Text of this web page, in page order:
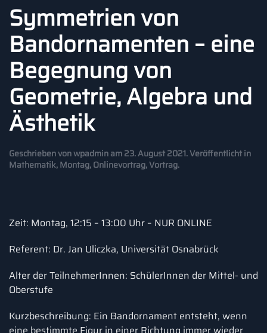
Symmetrien von
Bandornamenten – eine
Begegnung von
Geometrie, Algebra und
Ästhetik
Geschrieben vonwpadminam23. August 2021. Veröffentlicht in
Mathematik,Montag,Onlinevortrag,Vortrag.
Zeit: Montag, 12:15 – 13:00 Uhr – NUR ONLINE
Referent: Dr. Jan Uliczka, Universität Osnabrück
Alter der TeilnehmerInnen: SchülerInnen der Mittel- und
Oberstufe
Kurzbeschreibung: Ein Bandornament entsteht, wenn